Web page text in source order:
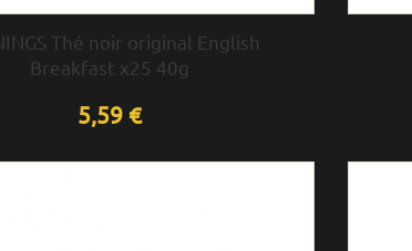
Thé noir original English
Breakfast x25 40g
5,59 €